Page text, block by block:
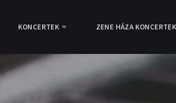
KONCERTEK ZENE HÁZA KONCERTEK